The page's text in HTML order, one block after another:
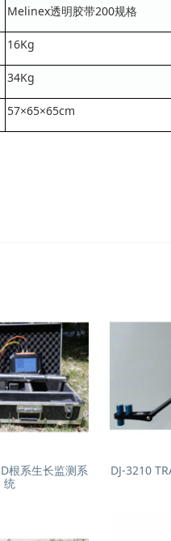
Melinex透明胶带200规格
16Kg
34Kg
57×65×65cm
根系生长监测系
统
DJ-3210